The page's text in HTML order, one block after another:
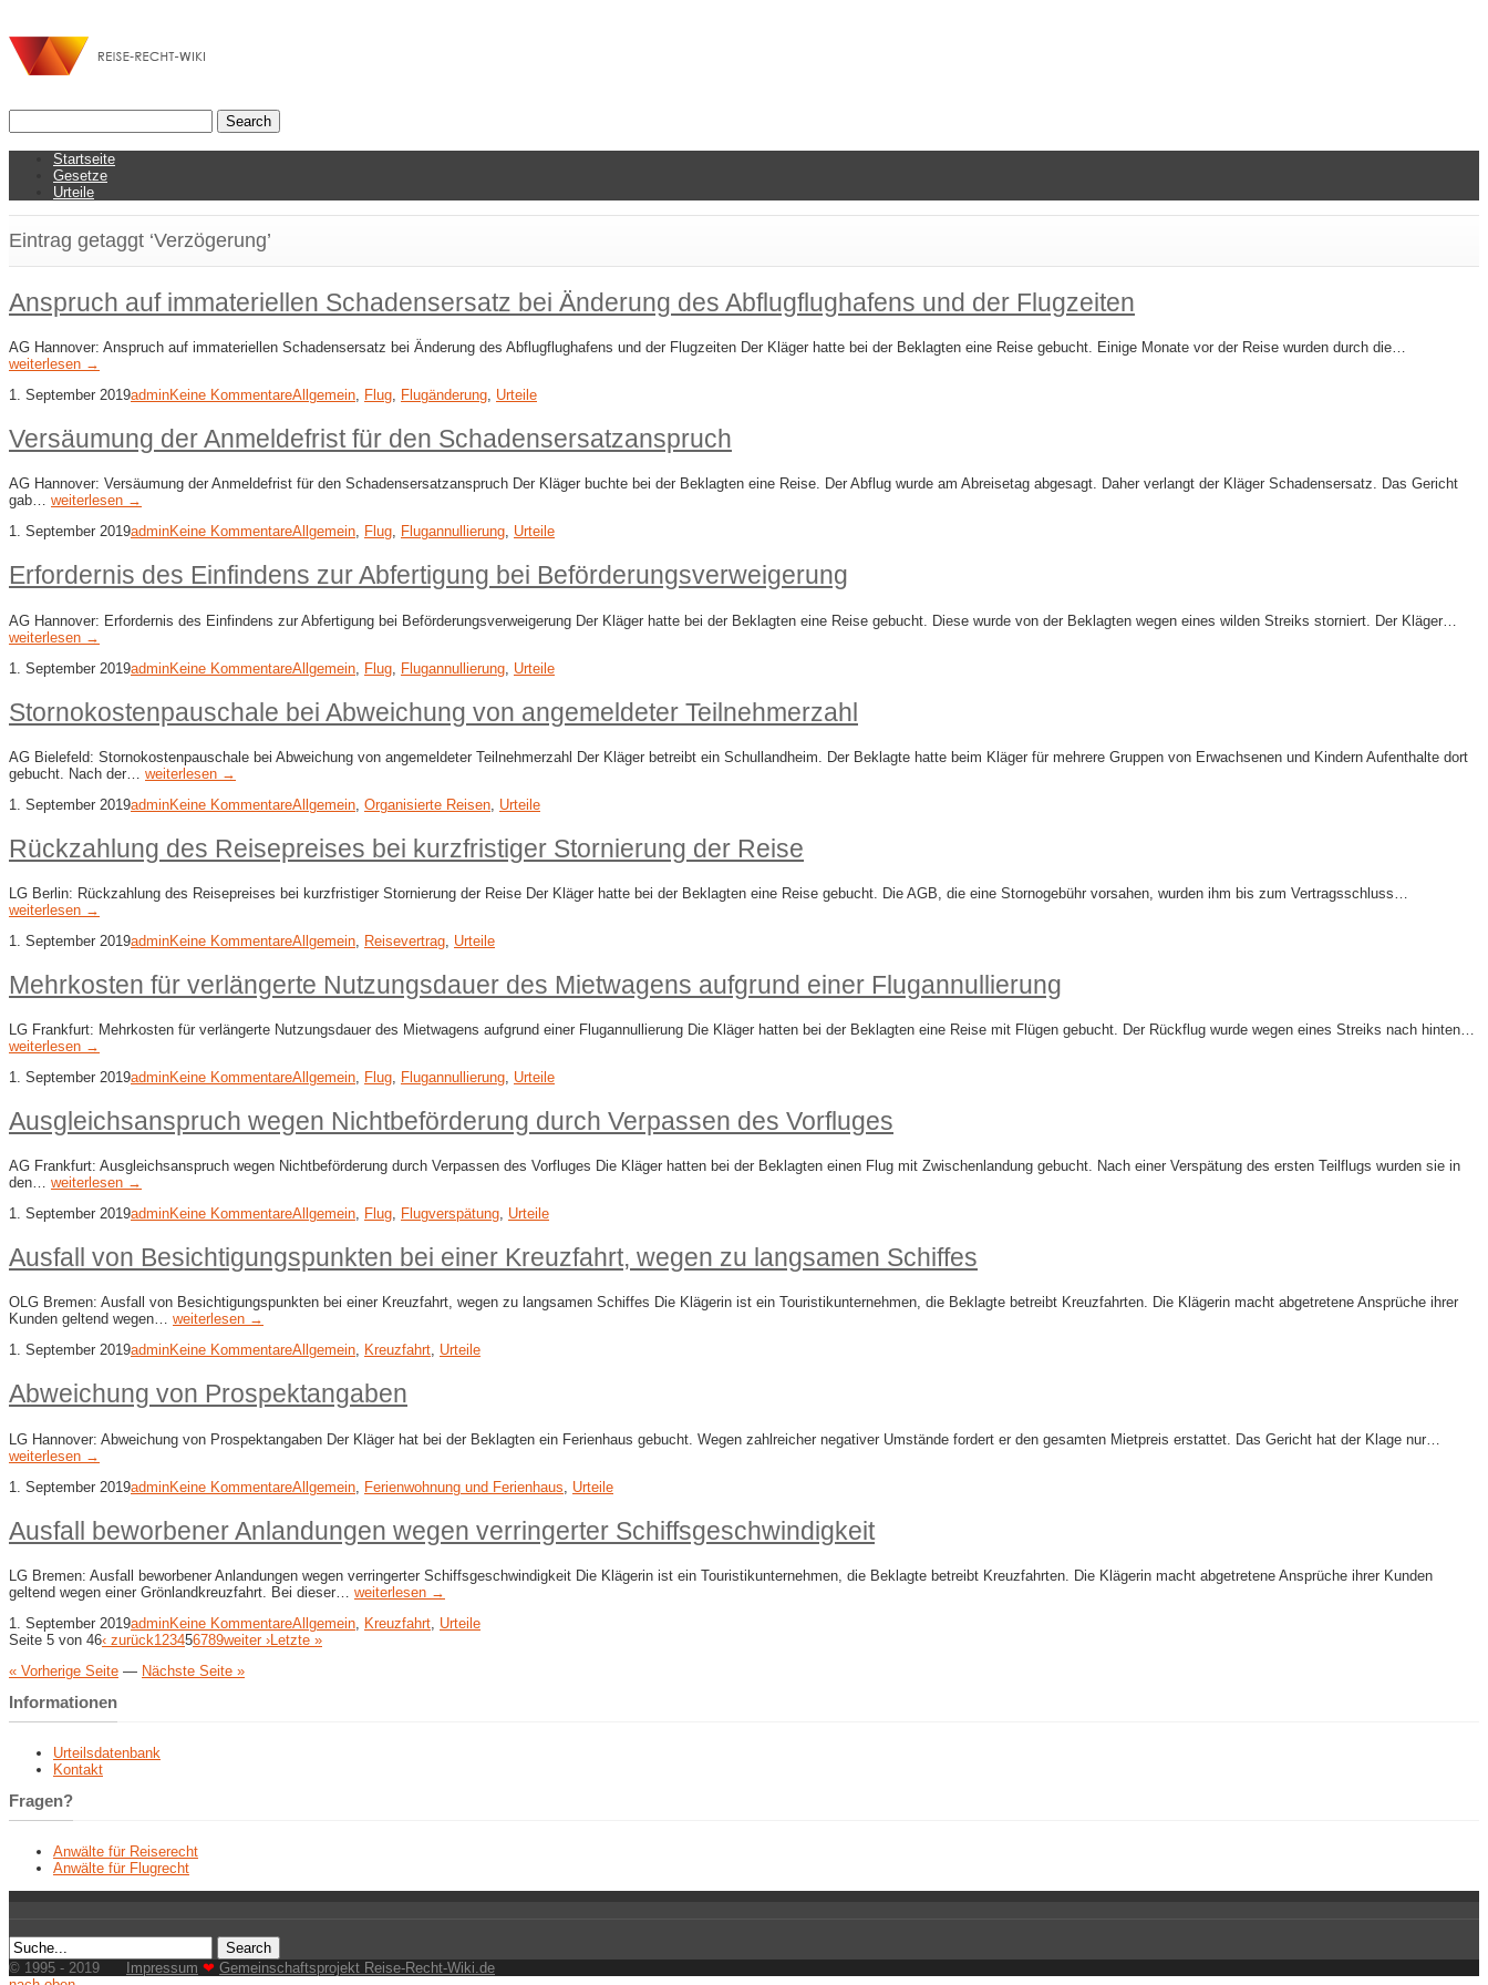
Startseite
Gesetze
Urteile
Eintrag getaggt ‘Verzögerung’
Anspruch auf immateriellen Schadensersatz bei Änderung des Abflugflughafens und der Flugzeiten
AG Hannover: Anspruch auf immateriellen Schadensersatz bei Änderung des Abflugflughafens und der Flugzeiten Der Kläger hatte bei der Beklagten eine Reise gebucht. Einige Monate vor der Reise wurden durch die…
weiterlesen →
1. September 2019adminKeine KommentareAllgemein, Flug, Flugänderung, Urteile
Versäumung der Anmeldefrist für den Schadensersatzanspruch
AG Hannover: Versäumung der Anmeldefrist für den Schadensersatzanspruch Der Kläger buchte bei der Beklagten eine Reise. Der Abflug wurde am Abreisetag abgesagt. Daher verlangt der Kläger Schadensersatz. Das Gericht
gab… weiterlesen →
1. September 2019adminKeine KommentareAllgemein, Flug, Flugannullierung, Urteile
Erfordernis des Einfindens zur Abfertigung bei Beförderungsverweigerung
AG Hannover: Erfordernis des Einfindens zur Abfertigung bei Beförderungsverweigerung Der Kläger hatte bei der Beklagten eine Reise gebucht. Diese wurde von der Beklagten wegen eines wilden Streiks storniert. Der Kläger…
weiterlesen →
1. September 2019adminKeine KommentareAllgemein Flug Flugannullierung Urteile
Stornokostenpauschale bei Abweichung von angemeldeter Teilnehmerzahl
AG Bielefeld: Stornokostenpauschale bei Abweichung von angemeldeter Teilnehmerzahl Der Kläger betreibt ein Schullandheim. Der Beklagte hatte beim Kläger für mehrere Gruppen von Erwachsenen und Kindern Aufenthalte dort
gebucht. Nach der… weiterlesen →
1. September 2019adminKeine KommentareAllgemein Organisierte Reisen Urteile
Rückzahlung des Reisepreises bei kurzfristiger Stornierung der Reise
LG Berlin: Rückzahlung des Reisepreises bei kurzfristiger Stornierung der Reise Der Kläger hatte bei der Beklagten eine Reise gebucht. Die AGB, die eine Stornogebühr vorsahen, wurden ihm bis zum Vertragsschluss…
weiterlesen →
1. September 2019adminKeine KommentareAllgemein Reisevertrag Urteile
Mehrkosten für verlängerte Nutzungsdauer des Mietwagens aufgrund einer Flugannullierung
LG Frankfurt: Mehrkosten für verlängerte Nutzungsdauer des Mietwagens aufgrund einer Flugannullierung Die Kläger hatten bei der Beklagten eine Reise mit Flügen gebucht. Der Rückflug wurde wegen eines Streiks nach hinten…
weiterlesen →
1. September 2019adminKeine KommentareAllgemein, Flug, Flugannullierung, Urteile
Ausgleichsanspruch wegen Nichtbeförderung durch Verpassen des Vorfluges
AG Frankfurt: Ausgleichsanspruch wegen Nichtbeförderung durch Verpassen des Vorfluges Die Kläger hatten bei der Beklagten einen Flug mit Zwischenlandung gebucht. Nach einer Verspätung des ersten Teilflugs wurden sie in
den… weiterlesen →
1. September 2019adminKeine KommentareAllgemein, Flug, Flugverspätung, Urteile
Ausfall von Besichtigungspunkten bei einer Kreuzfahrt, wegen zu langsamen Schiffes
OLG Bremen: Ausfall von Besichtigungspunkten bei einer Kreuzfahrt, wegen zu langsamen Schiffes Die Klägerin ist ein Touristikunternehmen, die Beklagte betreibt Kreuzfahrten. Die Klägerin macht abgetretene Ansprüche ihrer
Kunden geltend wegen… weiterlesen →
1. September 2019adminKeine KommentareAllgemein, Kreuzfahrt, Urteile
Abweichung von Prospektangaben
LG Hannover: Abweichung von Prospektangaben Der Kläger hat bei der Beklagten ein Ferienhaus gebucht. Wegen zahlreicher negativer Umstände fordert er den gesamten Mietpreis erstattet. Das Gericht hat der Klage nur…
weiterlesen →
1. September 2019adminKeine KommentareAllgemein Ferienwohnung und Ferienhaus Urteile
Ausfall beworbener Anlandungen wegen verringerter Schiffsgeschwindigkeit
LG Bremen: Ausfall beworbener Anlandungen wegen verringerter Schiffsgeschwindigkeit Die Klägerin ist ein Touristikunternehmen, die Beklagte betreibt Kreuzfahrten. Die Klägerin macht abgetretene Ansprüche ihrer Kunden
geltend wegen einer Grönlandkreuzfahrt. Bei dieser… weiterlesen →
1. September 2019adminKeine KommentareAllgemein Kreuzfahrt Urteile
Seite 5 von 46‹ zurück1 23456789weiter ›Letzte »
« Vorherige Seite — Nächste Seite »
Informationen
Urteilsdatenbank
Kontakt
Fragen?
Anwälte für Reiserecht
Anwälte für Flugrecht
© 1995 - 2019 Impressum ❤ Gemeinschaftsprojekt Reise-Recht-Wiki.de